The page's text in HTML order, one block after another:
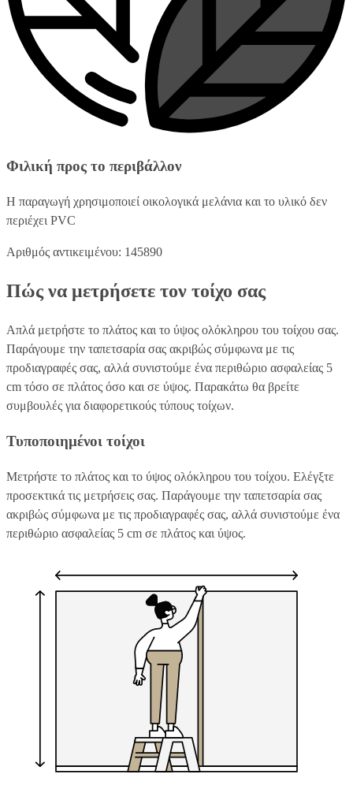
Φιλική προς το περιβάλλον
Η παραγωγή χρησιμοποιεί οικολογικά μελάνια και το υλικό δεν
περιέχει PVC
Αριθμός αντικειμένου: 145890
Πώς να μετρήσετε τον τοίχο σας
Απλά μετρήστε το πλάτος και το ύψος ολόκληρου του τοίχου σας.
Παράγουμε την ταπετσαρία σας ακριβώς σύμφωνα με τις
προδιαγραφές σας, αλλά συνιστούμε ένα περιθώριο ασφαλείας 5
cm τόσο σε πλάτος όσο και σε ύψος. Παρακάτω θα βρείτε
συμβουλές για διαφορετικούς τύπους τοίχων.
Τυποποιημένοι τοίχοι
Μετρήστε το πλάτος και το ύψος ολόκληρου του τοίχου. Ελέγξτε
προσεκτικά τις μετρήσεις σας. Παράγουμε την ταπετσαρία σας
ακριβώς σύμφωνα με τις προδιαγραφές σας, αλλά συνιστούμε ένα
περιθώριο ασφαλείας 5 cm σε πλάτος και ύψος.